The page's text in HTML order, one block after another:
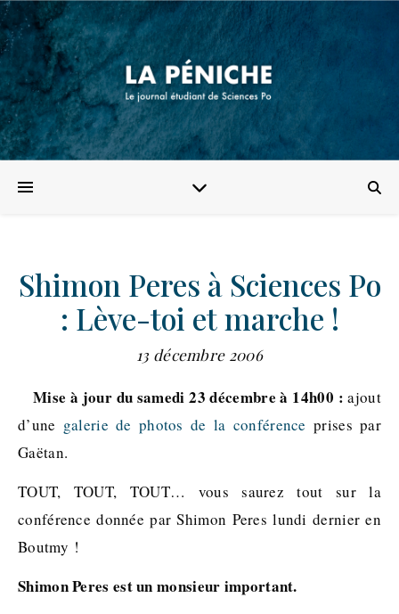
Shimon Peres à Sciences Po
: Lève-toi et marche !
13 décembre 2006
Mise à jour du samedi 23 décembre à 14h00 : ajout
d’une galerie de photos de la conférence prises par
Gaëtan.
TOUT, TOUT, TOUT… vous saurez tout sur la
conférence donnée par Shimon Peres lundi dernier en
Boutmy !
Shimon Peres est un monsieur important.